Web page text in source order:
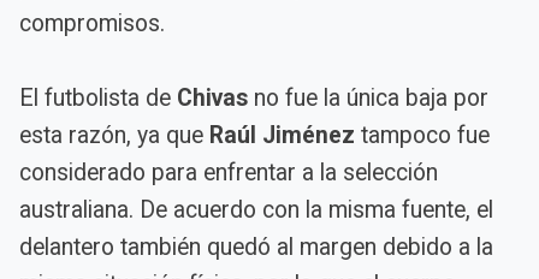
compromisos.
El futbolista de Chivas no fue la única baja por
esta razón, ya que Raúl Jiménez tampoco fue
considerado para enfrentar a la selección
australiana. De acuerdo con la misma fuente, el
delantero también quedó al margen debido a la